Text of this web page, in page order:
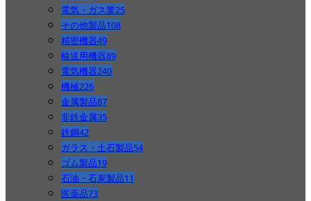
電気・ガス業25
その他製品108
精密機器49
輸送用機器89
電気機器240
機械226
金属製品87
非鉄金属35
鉄鋼42
ガラス・土石製品54
ゴム製品19
石油・石炭製品11
医薬品73